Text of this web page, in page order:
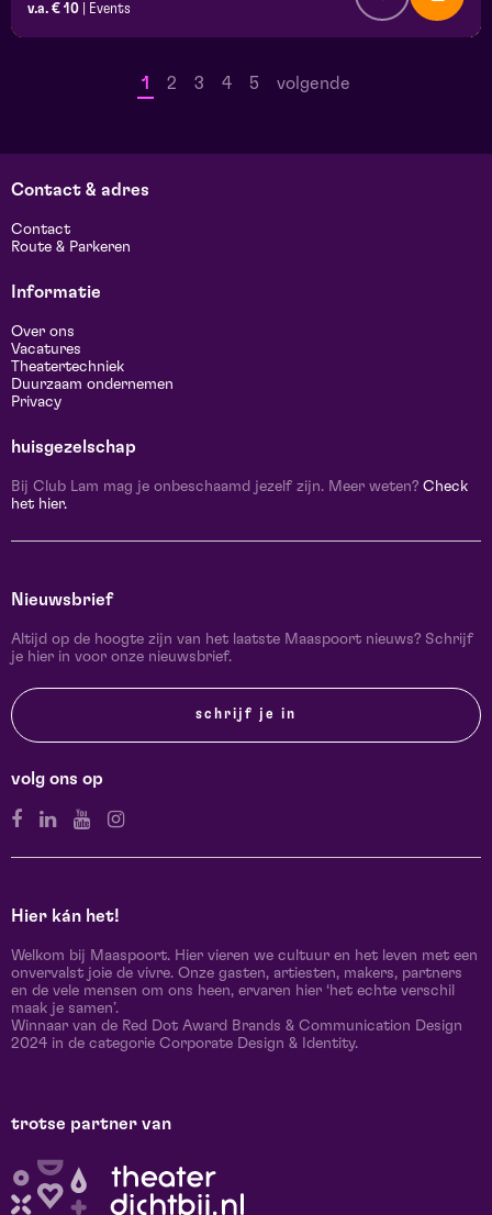
v.a. € 10
Events
1 2 3 4 5 volgende
Contact & adres
Contact
Route & Parkeren
Informatie
Over ons
Vacatures
Theatertechniek
Duurzaam ondernemen
Privacy
huisgezelschap
Bij Club Lam mag je onbeschaamd jezelf zijn. Meer weten? Check
het hier.
Nieuwsbrief
Altijd op de hoogte zijn van het laatste Maaspoort nieuws? Schrijf
je hier in voor onze nieuwsbrief.
schrijf je in
volg ons op
Hier kán het!
Welkom bij Maaspoort. Hier vieren we cultuur en het leven met een
onvervalst joie de vivre. Onze gasten, artiesten, makers, partners
en de vele mensen om ons heen, ervaren hier ‘het echte verschil
maak je samen’.
Winnaar van de Red Dot Award Brands & Communication Design
2024 in de categorie Corporate Design & Identity.
trotse partner van